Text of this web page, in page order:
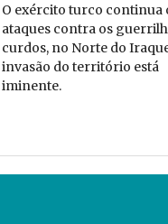
O exér­cito turco con­tinua
ata­ques contra os
curdos, no Norte do
in­vasão do ter­ri­tório está
imi­nente.